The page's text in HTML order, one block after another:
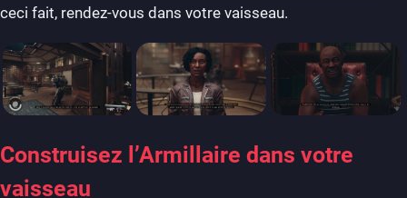
ceci fait, rendez-vous dans votre vaisseau.
Construisez l’Armillaire dans votre
vaisseau